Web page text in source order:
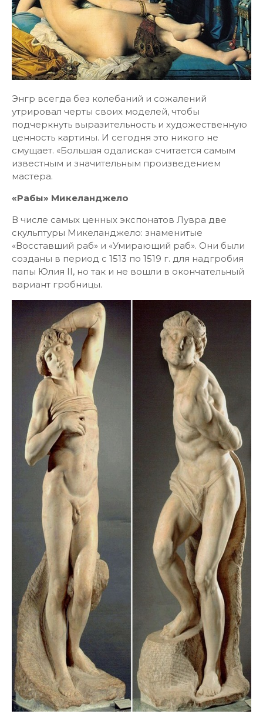
Энгр всегда без колебаний и сожалений
утрировал черты своих моделей, чтобы
подчеркнуть выразительность и художественную
ценность картины. И сегодня это никого не
смущает. «Большая одалиска» считается самым
известным и значительным произведением
мастера.
«Рабы» Микеланджело
В числе самых ценных экспонатов Лувра две
скульптуры Микеланджело: знаменитые
«Восставший раб» и «Умирающий раб». Они были
созданы в период с 1513 по 1519 г. для надгробия
папы Юлия II, но так и не вошли в окончательный
вариант гробницы.